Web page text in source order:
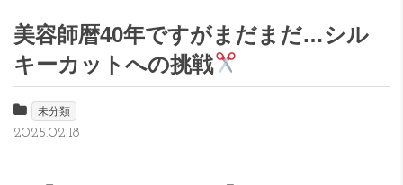
美容師暦40年ですがまだまだ…シル
キーカットへの挑戦
未分類
2025.02.18